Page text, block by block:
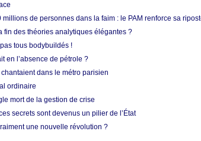
de personnes dans la faim : le PAM renforce sa
fin des théories analytiques élégantes ?
tous bodybuildés !
en l’absence de pétrole ?
chantaient dans le métro parisien
ordinaire
mort de la gestion de crise
secrets sont devenus un pilier de l’État
une nouvelle révolution ?